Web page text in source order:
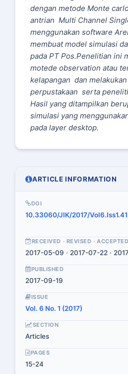
dengan metode Monte
antrian Multi Channel
menggunakan software
membuat model simulasi
pada PT Pos.Penelitian ini
motede observation atau
kelapangan dan
perpustakaan serta
Hasil yang ditampilkan
simulasi yang
pada layer desktop.
ARTICLE INFORMATION
DOI
10.33060/JIK/2017/Vol6.Iss1.41
RECEIVED · REVISED · ACCEPTED
2017-05-09 · 2017-07-22 ·
PUBLISHED
2017-09-19
ISSUE
Vol. 6 No. 1 (2017)
SECTION
Articles
PAGES
15-24